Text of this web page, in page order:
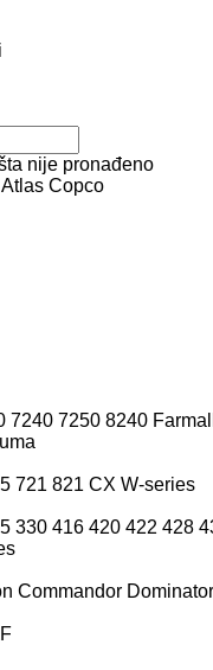
nije pronađeno
Atlas Copco
7240 7250 8240 Farmall
721 821 CX W-series
330 416 420 422 428
Commandor Dominator